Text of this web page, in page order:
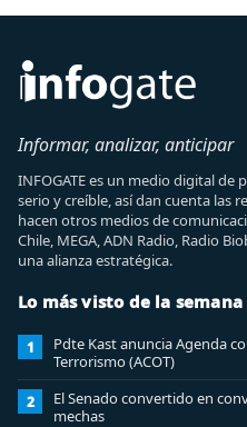
Informar, analizar, anticipar
INFOGATE es un medio digital
serio y creíble, así dan cuenta las
hacen otros medios de
Chile, MEGA, ADN Radio, Radio
una alianza estratégica.
Lo más visto de la semana
1
Pdte Kast anuncia Agenda
Terrorismo (ACOT)
2
El Senado convertido en
mechas